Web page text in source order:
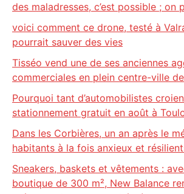
des maladresses, c’est possible ; on
voici comment ce drone, testé à
pourrait sauver des vies
Tisséo vend une de ses anciennes
commerciales en plein centre-ville
Pourquoi tant d’automobilistes
stationnement gratuit en août à
Dans les Corbières, un an après le
habitants à la fois anxieux et
Sneakers, baskets et vêtements :
boutique de 300 m², New Balance